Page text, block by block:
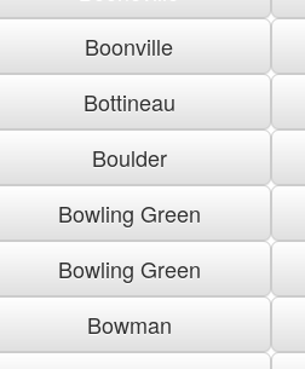
Boonville
Bottineau
Boulder
Bowling Green
Bowling Green
Bowman